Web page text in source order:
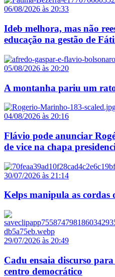
06/08/2026 às 20:33
Ideb melhora, mas não
educação na gestão de
05/08/2026 às 20:20
A montanha pariu um
04/08/2026 às 20:16
Flávio pode anunciar
de vice na chapa
30/07/2026 às 21:14
Kelps manipula as cordas
29/07/2026 às 20:49
Cadu ensaia discurso
centro democrático